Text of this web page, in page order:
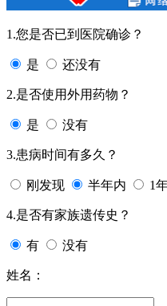
1.您是否已到医院确诊？
是 还没有
2.是否使用外用药物？
是 没有
3.患病时间有多久？
刚发现 半年内 1
4.是否有家族遗传史？
有 没有
姓名：